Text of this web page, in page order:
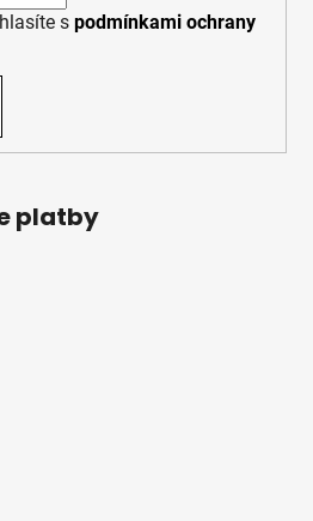
s podmínkami ochrany
platby